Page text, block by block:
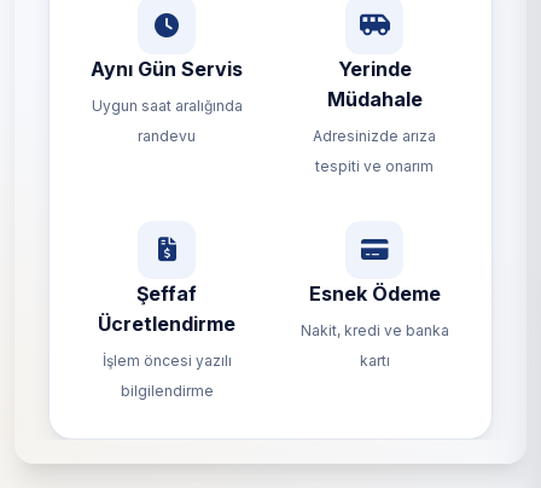
Aynı Gün Servis
Uygun saat aralığında
randevu
Yerinde
Müdahale
Adresinizde arıza
tespiti ve onarım
Şeffaf
Ücretlendirme
İşlem öncesi yazılı
bilgilendirme
Esnek Ödeme
Nakit, kredi ve banka
kartı